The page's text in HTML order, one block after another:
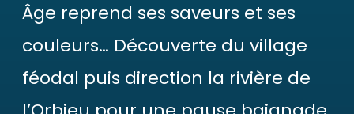
Âge reprend ses saveurs et ses
couleurs… Découverte du village
féodal puis direction la rivière de